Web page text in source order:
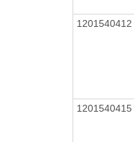
1201540412
1201540415